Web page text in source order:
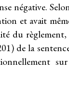
négative.
et avait
du règlement,
de la
sur